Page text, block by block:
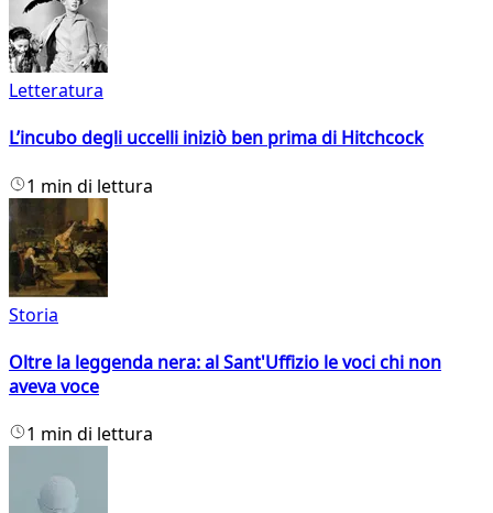
Letteratura
L’incubo degli uccelli iniziò ben prima di Hitchcock
1 min di lettura
Storia
Oltre la leggenda nera: al Sant'Uffizio le voci chi non
aveva voce
1 min di lettura